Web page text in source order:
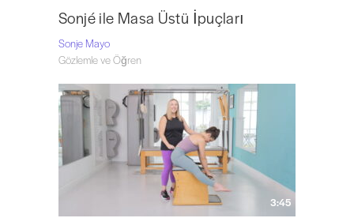
Sonjé ile Masa Üstü İpuçları
Sonje Mayo
Gözlemle ve Öğren
3:45